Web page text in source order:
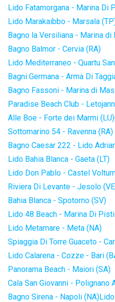
Lido Fatamorgana - Marina Di
Lido Marakaibbo - Marsala
Bagno la Versiliana - Marina di
Bagno Balmor - Cervia (RA)
Lido Mediterraneo - Quartu
Bagni Germana - Arma Di
Bagno Fassoni - Marina di
Paradise Beach Club -
Alle Boe - Forte dei Marmi (LU)
Sottomarino 54 - Ravenna (RA)
Bagno Caesar 222 - Lido
Lido Bahia Blanca - Gaeta (LT)
Lido Don Pablo - Castel
Riviera Di Levante - Jesolo
Bahia Blanca - Spotorno (SV)
Lido 48 Beach - Marina Di
Lido Metamare - Meta (NA)
Spiaggia Di Torre Guaceto -
Lido Calarena - Cozze - Bari
Panorama Beach - Maiori (SA)
Cala San Giovanni - Polignano
Bagno Sirena - Napoli (NA)